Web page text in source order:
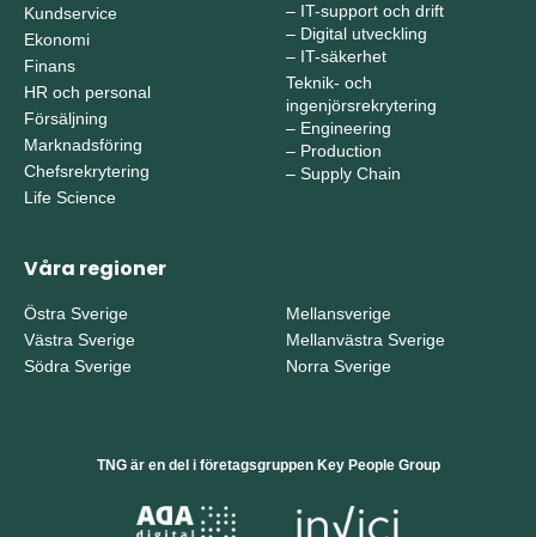
Kundservice
Ekonomi
Finans
HR och personal
Försäljning
Marknadsföring
Chefsrekrytering
Life Science
– IT-support och drift
– Digital utveckling
– IT-säkerhet
Teknik- och
ingenjörsrekrytering
– Engineering
– Production
– Supply Chain
Våra regioner
Östra Sverige
Västra Sverige
Södra Sverige
Mellansverige
Mellanvästra Sverige
Norra Sverige
TNG är en del i företagsgruppen Key People Group